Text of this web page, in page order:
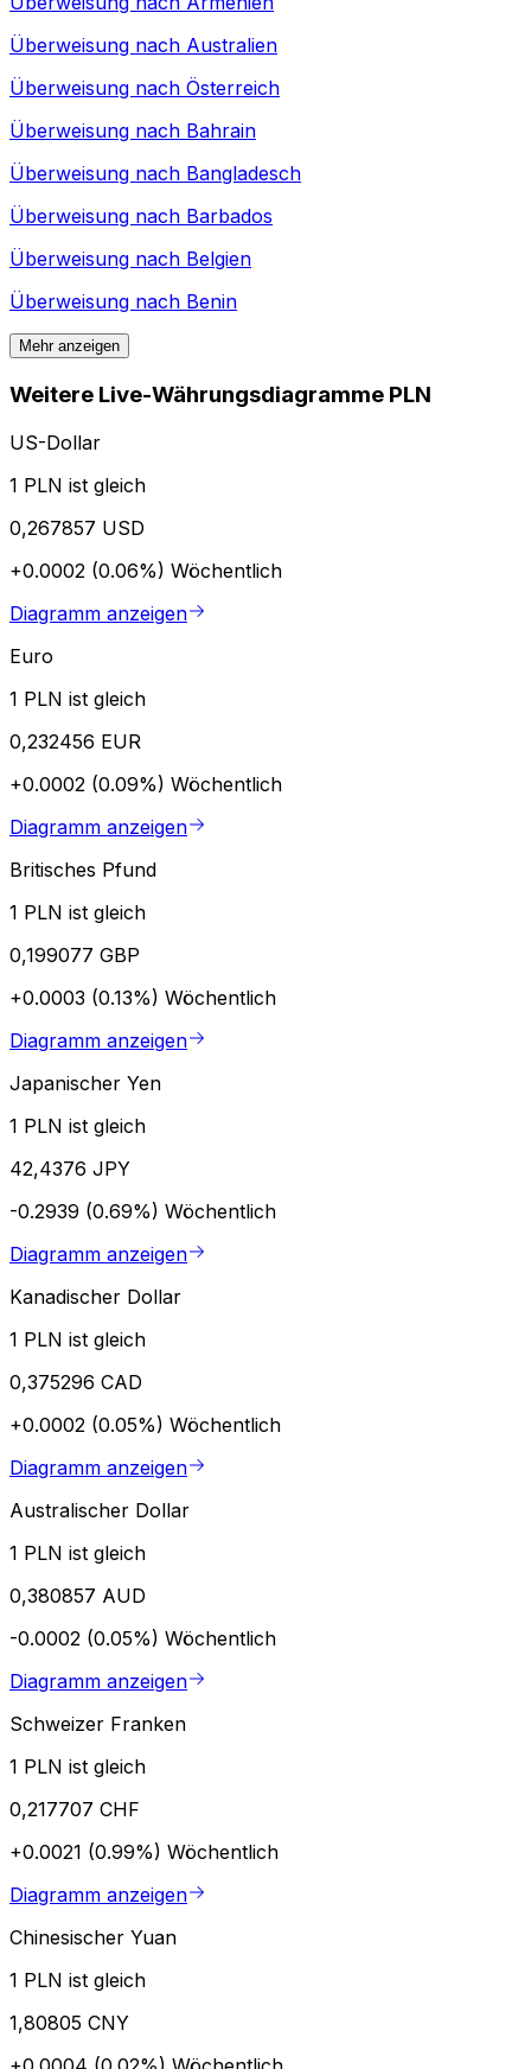
Überweisung nach Australien
Überweisung nach Österreich
Überweisung nach Bahrain
Überweisung nach Bangladesch
Überweisung nach Barbados
Überweisung nach Belgien
Überweisung nach Benin
Mehr anzeigen
Weitere Live-Währungsdiagramme PLN
US-Dollar
1 PLN ist gleich
0,267857 USD
+0.0002 (0.06%) Wöchentlich
Diagramm anzeigen
Euro
1 PLN ist gleich
0,232456 EUR
+0.0002 (0.09%) Wöchentlich
Diagramm anzeigen
Britisches Pfund
1 PLN ist gleich
0,199077 GBP
+0.0003 (0.13%) Wöchentlich
Diagramm anzeigen
Japanischer Yen
1 PLN ist gleich
42,4376 JPY
-0.2939 (0.69%) Wöchentlich
Diagramm anzeigen
Kanadischer Dollar
1 PLN ist gleich
0,375296 CAD
+0.0002 (0.05%) Wöchentlich
Diagramm anzeigen
Australischer Dollar
1 PLN ist gleich
0,380857 AUD
-0.0002 (0.05%) Wöchentlich
Diagramm anzeigen
Schweizer Franken
1 PLN ist gleich
0,217707 CHF
+0.0021 (0.99%) Wöchentlich
Diagramm anzeigen
Chinesischer Yuan
1 PLN ist gleich
1,80805 CNY